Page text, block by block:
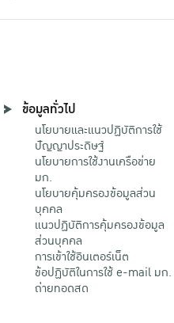
ข้อมูลทั่วไป
นโยบายและแนวปฏิบัติการใช้
ปัญญาประดิษฐ์
นโยบายการใช้งานเครือข่าย
มก.
นโยบายคุ้มครองข้อมูลส่วน
บุคคล
แนวปฏิบัติการคุ้มครองข้อมูล
ส่วนบุคคล
การเข้าใช้อินเตอร์เน็ต
ข้อปฏิบัติในการใช้ e-mail มก.
ถ่ายทอดสด